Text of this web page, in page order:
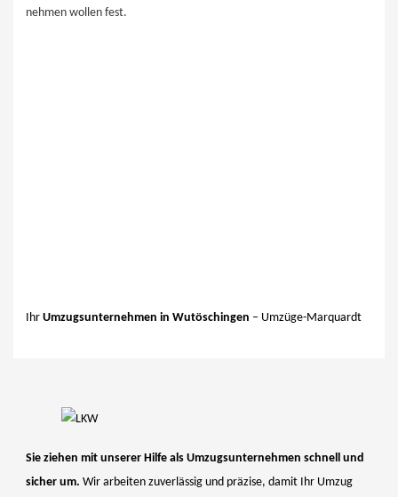
nehmen wollen fest.
IhrUmzugsunternehmen in Wutöschingen – Umzüge-Marquardt
Sie ziehen mit unserer Hilfe als Umzugsunternehmen schnell und
sicher um. Wir arbeiten zuverlässig und präzise, damit Ihr Umzug